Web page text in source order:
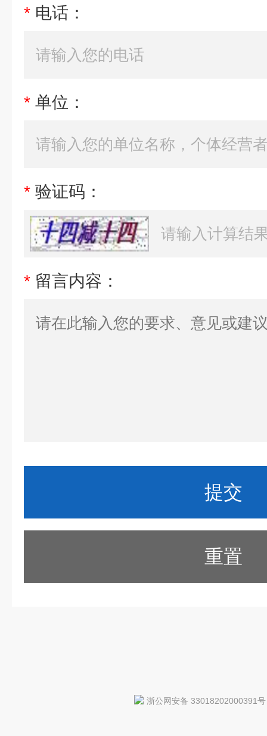
* 电话：
* 单位：
* 验证码：
* 留言内容：
重置
浙公网安备 33018202000391号